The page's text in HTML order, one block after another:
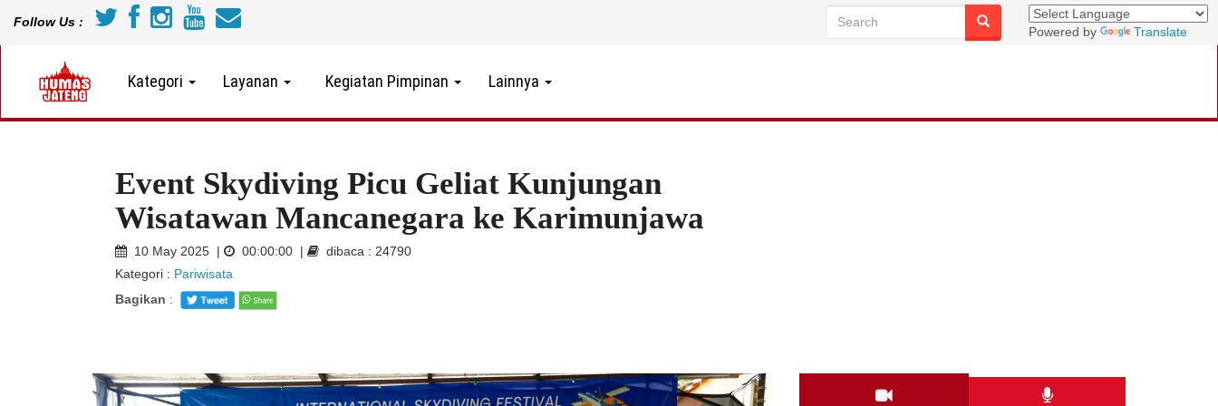
Follow Us :
Powered by Translate
Kategori Layanan Kegiatan Pimpinan Lainnya
Event Skydiving Picu Geliat Kunjungan
Wisatawan Mancanegara ke Karimunjawa
10 May 2025 | 00:00:00 |
dibaca : 24790
Kategori : Pariwisata
Bagikan :